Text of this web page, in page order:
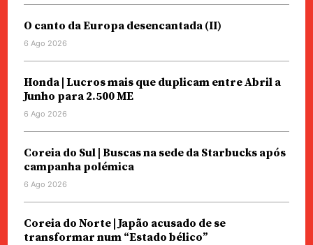
O canto da Europa desencantada (II)
6 Ago 2026
Honda | Lucros mais que duplicam entre Abril a
Junho para 2.500 ME
6 Ago 2026
Coreia do Sul | Buscas na sede da Starbucks após
campanha polémica
6 Ago 2026
Coreia do Norte | Japão acusado de se
transformar num “Estado bélico”